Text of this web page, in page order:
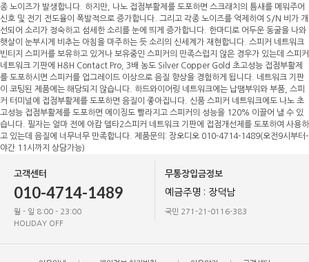
종 노이즈가 발생합니다. 하지만, 나노 접점부활제를 도포하면 스크래치의 틈새를 메워주어
신호 및 전기 전도율이 폭발적으로 증가합니다. 그리고 각종 노이즈를 억제하여 S/N 비가 개
선되어 소리가 정숙하고 섬세한 소리를 눈에 띄게 증가합니다. 한마디로 어두운 동굴을 나와
햇살이 눈부시게 비추는 아침을 마주하는 듯 소리의 신세계가 재현합니다. 스피커 네트워크
빈티지 스피커를 보유하고 있거나 보유중인 스피커의 만족스럽지 않은 경우가 있는데 스피커
네트워크 기판에 H&H Contact Pro, 3배 농도 Silver Copper Gold 초고성능 접점부활제
를 도포하시면 스피커를 업그레이드 이상으로 음질 향상을 경험하게 됩니다. 네트워크 기판
이 코팅된 제품에는 해당되지 않습니다. 하드와이어링 네트워크에는 납땜부위와 부품, 스피
커 터미널에 접점부활제를 도포하면 음질이 좋아집니다. 신품 스피커 네트워크에도 나노 초
고성능 접점부활제를 도포하면 에이징도 빨라지고 스피커의 성능을 120% 이끌어 낼 수 있
습니다. 필자는 얼마 전에 아캄 델타2스피커 네트워크 기판에 접점개선제를 도포하여 사용하
고 있는데 음질에 너무너무 만족합니다. 제품문의: 장오디오 010-4714-1489(오전9시부터-
야간 11시까지 상담가능)
고객센터
010-4714-1489
월 - 일 8:00 - 23:00
HOLIDAY OFF
무통장입금정보
예금주명 : 장덕남
국민 271-21-0116-383